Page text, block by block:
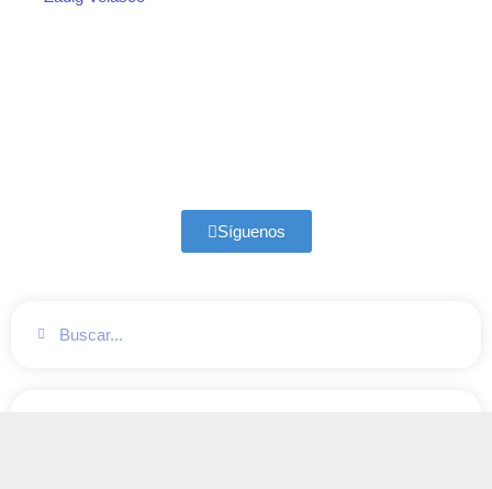
Síguenos